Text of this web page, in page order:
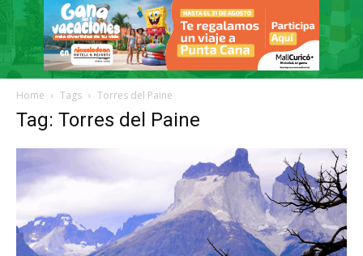
Home Tags Torres del Paine
Tag: Torres del Paine